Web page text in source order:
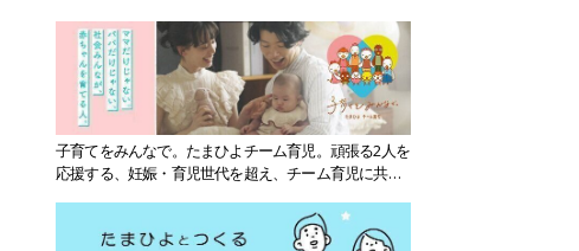
子育てをみんなで。たまひよチーム育児。頑張る2人を
応援する、妊娠・育児世代を超え、チーム育児に共感